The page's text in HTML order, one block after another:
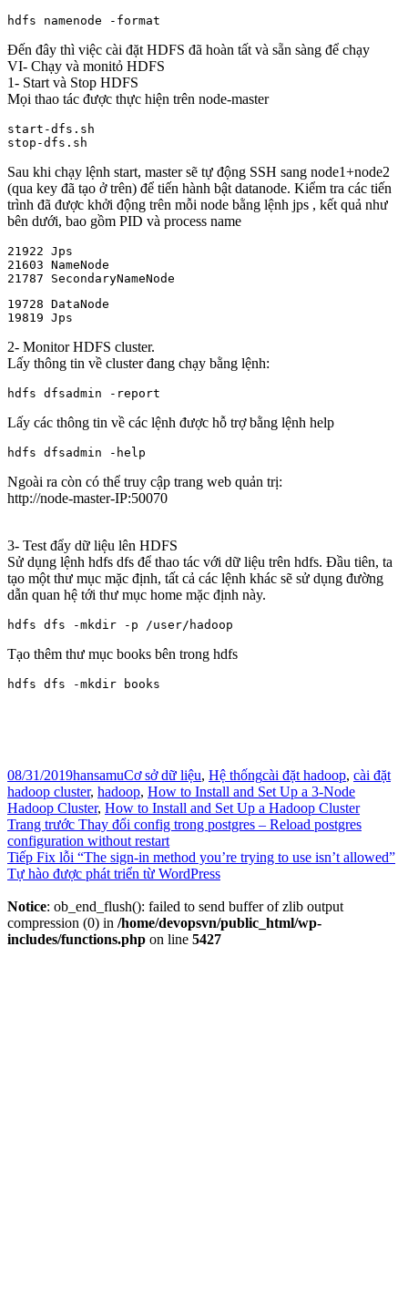
hdfs namenode -format
Đến đây thì việc cài đặt HDFS đã hoàn tất và sẵn sàng để chạy
VI- Chạy và monitỏ HDFS
1- Start và Stop HDFS
Mọi thao tác được thực hiện trên node-master
start-dfs.sh
Sau khi chạy lệnh start, master sẽ tự động SSH sang node1+node2
(qua key đã tạo ở trên) để tiến hành bật datanode. Kiểm tra các tiến
trình đã được khởi động trên mỗi node bằng lệnh jps , kết quả như
bên dưới, bao gồm PID và process name
21922 Jps
21603 NameNode
19728 DataNode
2- Monitor HDFS cluster.
Lấy thông tin về cluster đang chạy bằng lệnh:
hdfs dfsadmin -report
Lấy các thông tin về các lệnh được hỗ trợ bằng lệnh help
hdfs dfsadmin -help
Ngoài ra còn có thể truy cập trang web quản trị:
http://node-master-IP:50070
3- Test đẩy dữ liệu lên HDFS
Sử dụng lệnh hdfs dfs để thao tác với dữ liệu trên hdfs. Đầu tiên, ta
tạo một thư mục mặc định, tất cả các lệnh khác sẽ sử dụng đường
dẫn quan hệ tới thư mục home mặc định này.
hdfs dfs -mkdir -p /user/hadoop
Tạo thêm thư mục books bên trong hdfs
hdfs dfs -mkdir books
Đăng
vào
ngày
08/31/2019Tác
giả
hansamuDanh
mục
Cơ sở dữ liệu, Hệ thốngThẻ
cài đặt hadoop, cài đặt
hadoop cluster, hadoop, How to Install and Set Up a 3-Node
Hadoop Cluster, How to Install and Set Up a Hadoop Cluster
Điều
hướng
bài
viết
Trang trước Bài
viết
trước:
Thay đổi config trong postgres – Reload postgres
configuration without restart
Tiếp Bài
tiếp
Fix lỗi “The sign-in method you’re trying to use isn’t allowed”
Tự hào được phát triển từ WordPress
Notice: ob_end_flush(): failed to send buffer of zlib output
compression (0) in /home/devopsvn/public_html/wp-
includes/functions.php on line 5427